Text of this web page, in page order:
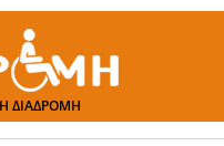
Η ΔΙΑΔΡΟΜΗ